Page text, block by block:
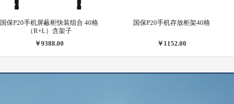
国保P20手机屏蔽柜快装组合 40格
（R+L）含架子
￥9388.00
国保P20手机存放柜架40格
￥1152.00